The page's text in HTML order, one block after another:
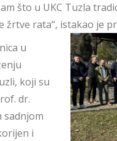
što u UKC Tuzla
žrtve rata“, istakao je
u
koji su
dr.
sadnjom
i